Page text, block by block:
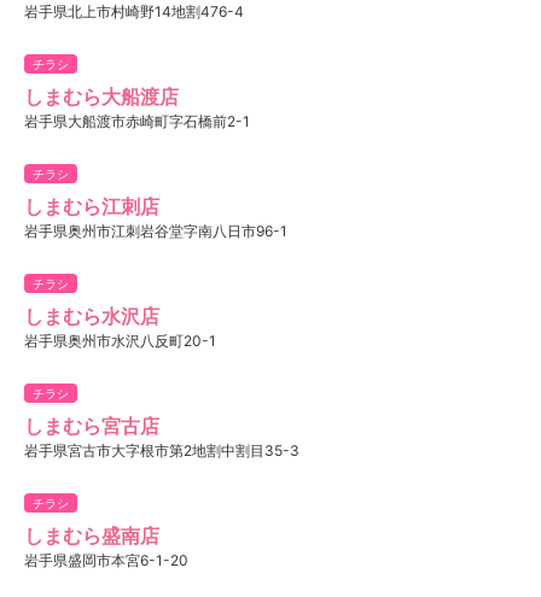
岩手県北上市村崎野14地割476-4
チラシ
しまむら大船渡店
岩手県大船渡市赤崎町字石橋前2-1
チラシ
しまむら江刺店
岩手県奥州市江刺岩谷堂字南八日市96-1
チラシ
しまむら水沢店
岩手県奥州市水沢八反町20-1
チラシ
しまむら宮古店
岩手県宮古市大字根市第2地割中割目35-3
チラシ
しまむら盛南店
岩手県盛岡市本宮6-1-20